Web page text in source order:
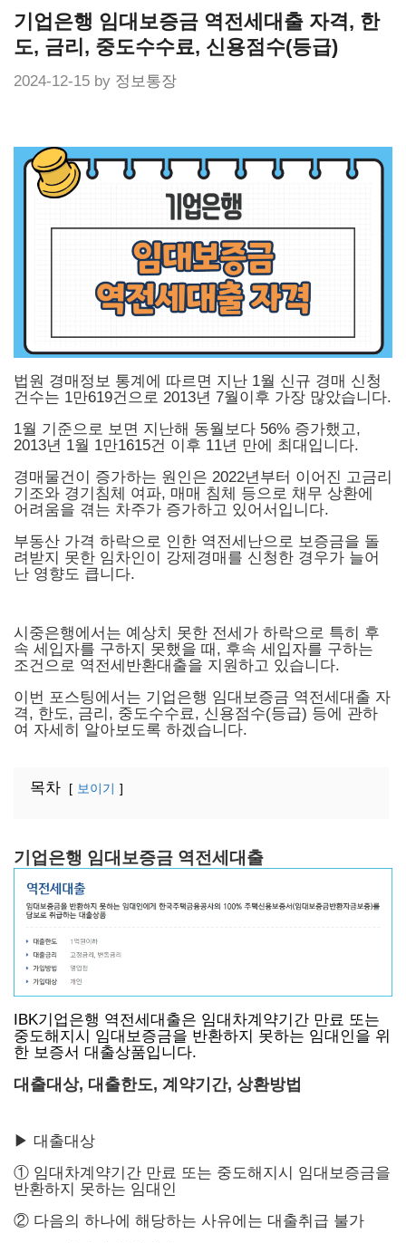
content
기업은행 임대보증금 역전세대출 자격, 한
도, 금리, 중도수수료, 신용점수(등급)
2024-12-15 by 정보통장
법원 경매정보 통계에 따르면 지난 1월 신규 경매 신청
건수는 1만619건으로 2013년 7월이후 가장 많았습니다.
1월 기준으로 보면 지난해 동월보다 56% 증가했고,
2013년 1월 1만1615건 이후 11년 만에 최대입니다.
경매물건이 증가하는 원인은 2022년부터 이어진 고금리
기조와 경기침체 여파, 매매 침체 등으로 채무 상환에
어려움을 겪는 차주가 증가하고 있어서입니다.
부동산 가격 하락으로 인한 역전세난으로 보증금을 돌
려받지 못한 임차인이 강제경매를 신청한 경우가 늘어
난 영향도 큽니다.
시중은행에서는 예상치 못한 전세가 하락으로 특히 후
속 세입자를 구하지 못했을 때, 후속 세입자를 구하는
조건으로 역전세반환대출을 지원하고 있습니다.
이번 포스팅에서는 기업은행 임대보증금 역전세대출 자
격, 한도, 금리, 중도수수료, 신용점수(등급) 등에 관하
여 자세히 알아보도록 하겠습니다.
목차 보이기
기업은행 임대보증금 역전세대출
IBK기업은행 역전세대출은 임대차계약기간 만료 또는
중도해지시 임대보증금을 반환하지 못하는 임대인을 위
한 보증서 대출상품입니다.
대출대상, 대출한도, 계약기간, 상환방법
▶ 대출대상
① 임대차계약기간 만료 또는 중도해지시 임대보증금을
반환하지 못하는 임대인
② 다음의 하나에 해당하는 사유에는 대출취급 불가